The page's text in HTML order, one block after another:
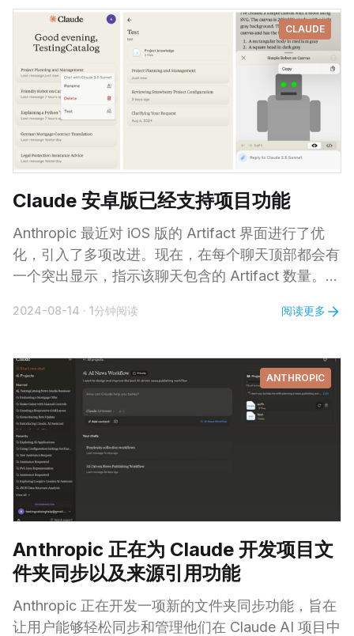
"ephemeral"} 同时在API调用时加入这个beta标
头： "anthropic-beta": "prompt-caching-2024-
07-
CLAUDE
Claude 安卓版已经支持项目功能
Anthropic 最近对 iOS 版的 Artifact 界面进行了优
化，引入了多项改进。现在，在每个聊天顶部都会有
一个突出显示，指示该聊天包含的 Artifact 数量。点
再需要滚动整个对话来查找它。 Since yesterday on
used in
2024-08-14 · 1分钟阅读 阅读更多
ANTHROPIC
Anthropic 正在为 Claude 开发项目文
件夹同步以及来源引用功能
Anthropic 正在开发一项新的文件夹同步功能，旨在
让用户能够轻松同步和管理他们在 Claude AI 项目中